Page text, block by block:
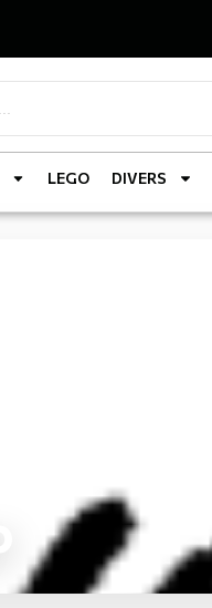
LEGO DIVERS